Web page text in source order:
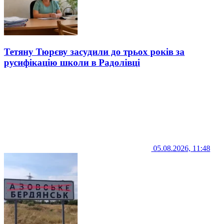
Тетяну Тюрєву засудили до трьох років за
русифікацію школи в Радолівці
05.08.2026, 11:48